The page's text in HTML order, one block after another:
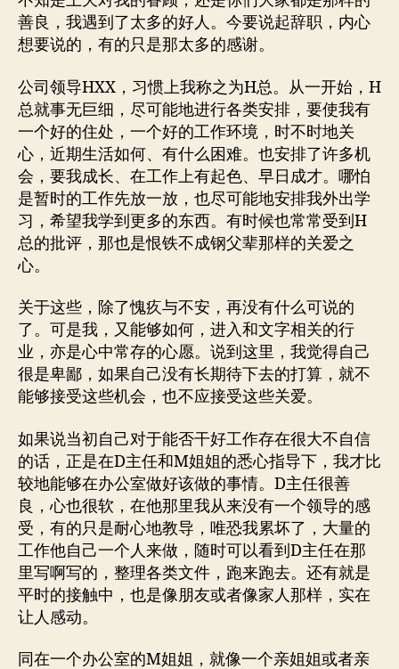
善良，我遇到了太多的好人。今要说起辞职，内心
想要说的，有的只是那太多的感谢。
公司领导HXX，习惯上我称之为H总。从一开始，H
总就事无巨细，尽可能地进行各类安排，要使我有
一个好的住处，一个好的工作环境，时不时地关
心，近期生活如何、有什么困难。也安排了许多机
会，要我成长、在工作上有起色、早日成才。哪怕
是暂时的工作先放一放，也尽可能地安排我外出学
习，希望我学到更多的东西。有时候也常常受到H
总的批评，那也是恨铁不成钢父辈那样的关爱之
心。
关于这些，除了愧疚与不安，再没有什么可说的
了。可是我，又能够如何，进入和文字相关的行
业，亦是心中常存的心愿。说到这里，我觉得自己
很是卑鄙，如果自己没有长期待下去的打算，就不
能够接受这些机会，也不应接受这些关爱。
如果说当初自己对于能否干好工作存在很大不自信
的话，正是在D主任和M姐姐的悉心指导下，我才比
较地能够在办公室做好该做的事情。D主任很善
良，心也很软，在他那里我从来没有一个领导的感
受，有的只是耐心地教导，唯恐我累坏了，大量的
工作他自己一个人来做，随时可以看到D主任在那
里写啊写的，整理各类文件，跑来跑去。还有就是
平时的接触中，也是像朋友或者像家人那样，实在
让人感动。
同在一个办公室的M姐姐，就像一个亲姐姐或者亲